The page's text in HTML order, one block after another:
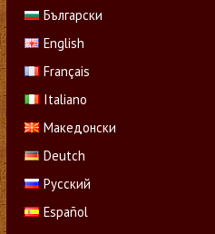
Български
English
Français
Italiano
Македонски
Deutch
Русский
Español